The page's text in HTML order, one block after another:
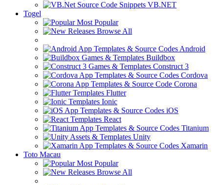
VB.NET
Togel
Most Popular
Browse All
Android
Buildbox
Construct 3
Cordova
Corona
Flutter
Ionic
iOS
React
Titanium
Unity
Xamarin
Toto Macau
Most Popular
Browse All